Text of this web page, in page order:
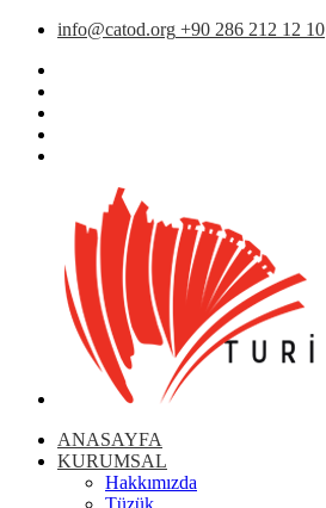
info@catod.org +90 286 212 12 10
ANASAYFA
KURUMSAL
Hakkımızda
Tüzük